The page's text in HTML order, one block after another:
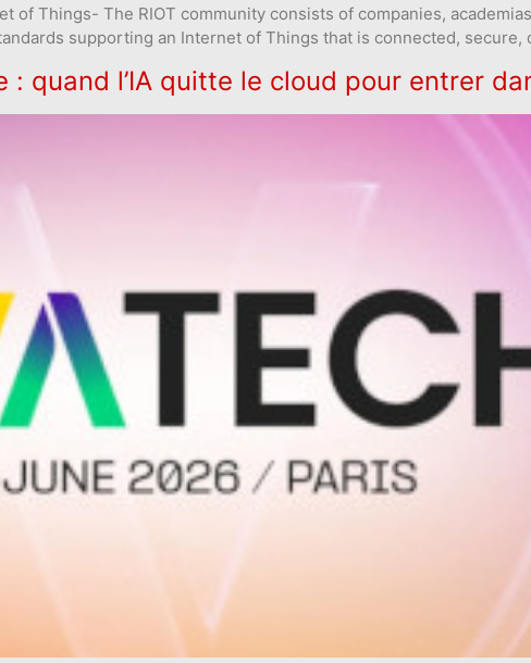
Things- The RIOT community consists of companies,
supporting an Internet of Things that is connected,
quand l’IA quitte le cloud pour entrer